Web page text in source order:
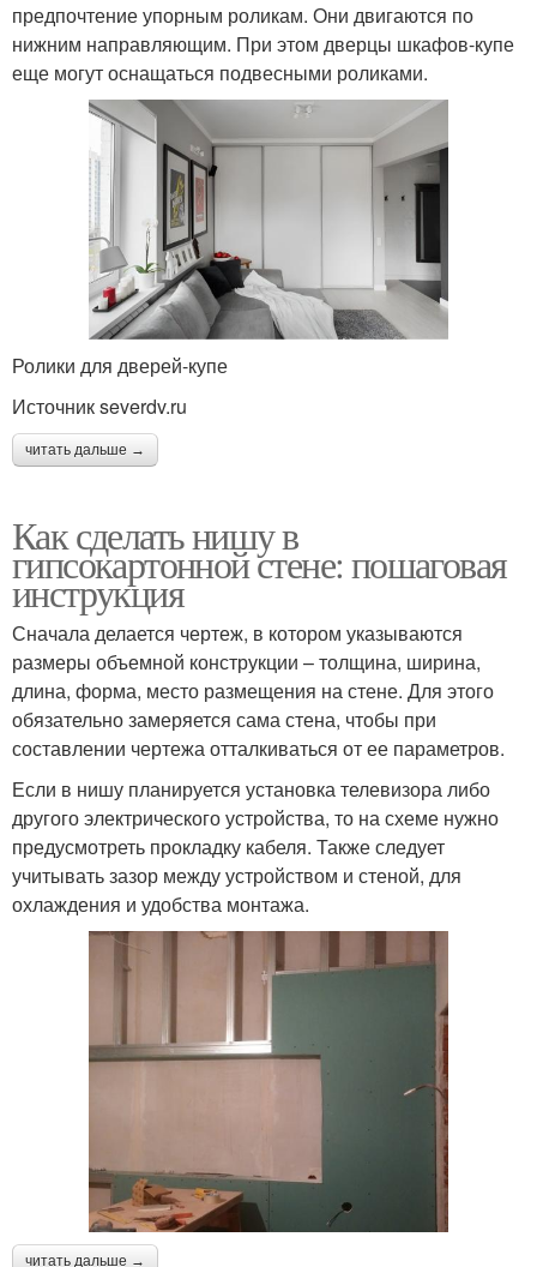
предпочтение упорным роликам. Они двигаются по
нижним направляющим. При этом дверцы шкафов-купе
еще могут оснащаться подвесными роликами.
Ролики для дверей-купе
Источник severdv.ru
читать дальше →
Как сделать нишу в
гипсокартонной стене: пошаговая
инструкция
Сначала делается чертеж, в котором указываются
размеры объемной конструкции – толщина, ширина,
длина, форма, место размещения на стене. Для этого
обязательно замеряется сама стена, чтобы при
составлении чертежа отталкиваться от ее параметров.
Если в нишу планируется установка телевизора либо
другого электрического устройства, то на схеме нужно
предусмотреть прокладку кабеля. Также следует
учитывать зазор между устройством и стеной, для
охлаждения и удобства монтажа.
читать дальше →